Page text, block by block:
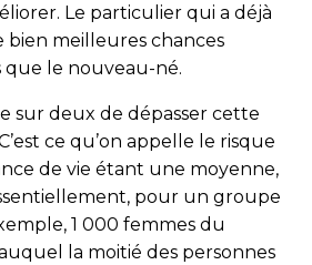
Le particulier qui a déjà
bien meilleures chances
que le nouveau-né.
sur deux de dépasser cette
ce qu’on appelle le risque
de vie étant une moyenne,
pour un groupe
1 000 femmes du
la moitié des personnes